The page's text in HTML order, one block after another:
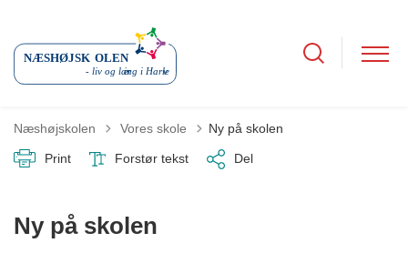
Næshøjskolen Tilbage til
Vores skole Ny på skolen
Print Forstør tekst Del
Ny på skolen